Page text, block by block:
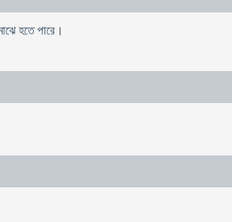
হতে পারে।